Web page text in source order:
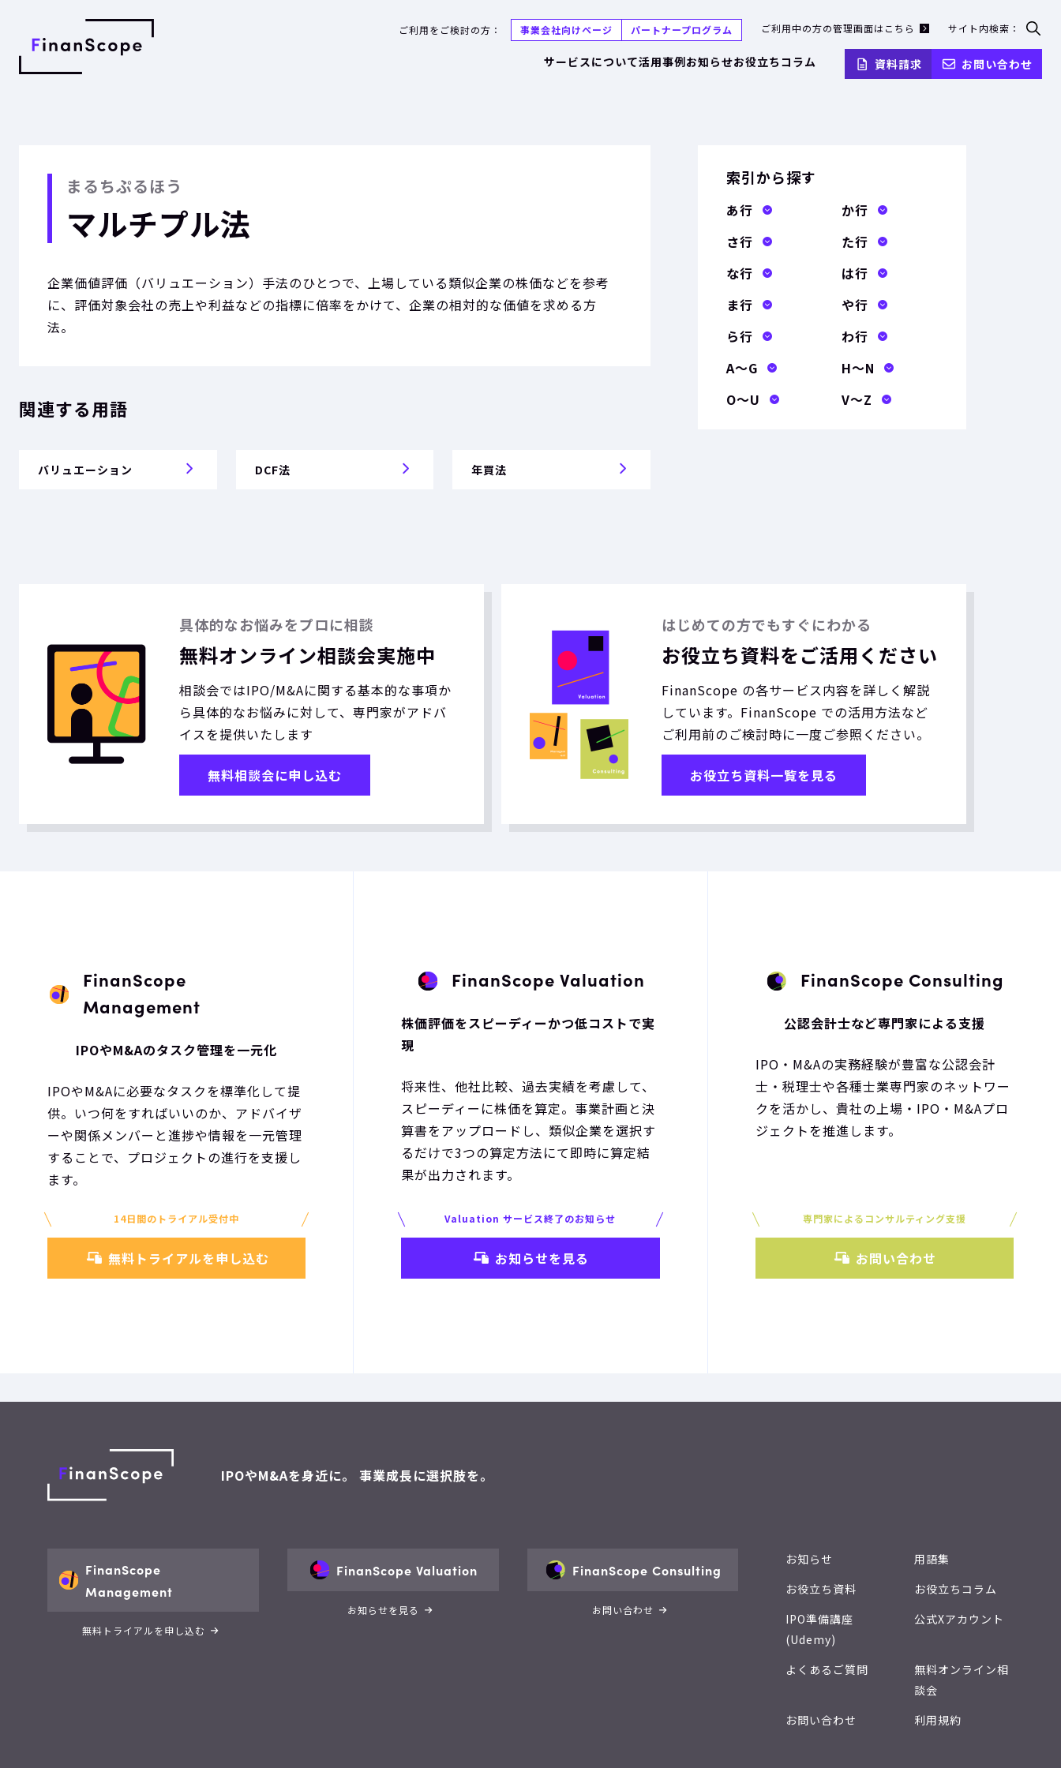
ご利用をご検討の方： 事業会社向けページ パートナープログラム ご利用中の方の管理画面はこちら サイト内検索：
検
索
フ
サービスについて活用事例お知らせお役立ちコラム 資料請求 お問い合わせ
まるちぷるほう
マルチプル法
企業価値評価（バリュエーション）手法のひとつで、上場している類似企業の株価などを参考
に、評価対象会社の売上や利益などの指標に倍率をかけて、企業の相対的な価値を求める方
法。
関連する用語
バリュエーション DCF法 年買法
索引から探す
あ行
か行
さ行
た行
な行
は行
ま行
や行
ら行
わ行
A〜G
H〜N
O〜U
V〜Z
具体的なお悩みをプロに相談
無料オンライン相談会実施中
相談会ではIPO/M&Aに関する基本的な事項か
ら具体的なお悩みに対して、専門家がアドバ
イスを提供いたします
無料相談会に申し込む
はじめての方でもすぐにわかる
お役立ち資料をご活用ください
FinanScope の各サービス内容を詳しく解説
しています。FinanScope での活用方法など
ご利用前のご検討時に一度ご参照ください。
お役立ち資料一覧を見る
FinanScope
Management
IPOやM&Aのタスク管理を一元化
IPOやM&Aに必要なタスクを標準化して提
供。いつ何をすればいいのか、アドバイザ
ーや関係メンバーと進捗や情報を一元管理
することで、プロジェクトの進行を支援し
ます。
14日間のトライアル受付中
無料トライアルを申し込む
FinanScope Valuation
株価評価をスピーディーかつ低コストで実
現
将来性、他社比較、過去実績を考慮して、
スピーディーに株価を算定。事業計画と決
算書をアップロードし、類似企業を選択す
るだけで3つの算定方法にて即時に算定結
果が出力されます。
Valuation サービス終了のお知らせ
お知らせを見る
FinanScope Consulting
公認会計士など専門家による支援
IPO・M&Aの実務経験が豊富な公認会計
士・税理士や各種士業専門家のネットワー
クを活かし、貴社の上場・IPO・M&Aプロ
ジェクトを推進します。
専門家によるコンサルティング支援
お問い合わせ
IPOやM&Aを身近に。 事業成長に選択肢を。
FinanScope
Management
無料トライアルを申し込む
FinanScope Valuation
お知らせを見る
FinanScope Consulting
お問い合わせ
お知らせ
用語集
お役立ち資料
お役立ちコラム
IPO準備講座
(Udemy)
公式Xアカウント
よくあるご質問
無料オンライン相
談会
お問い合わせ
利用規約